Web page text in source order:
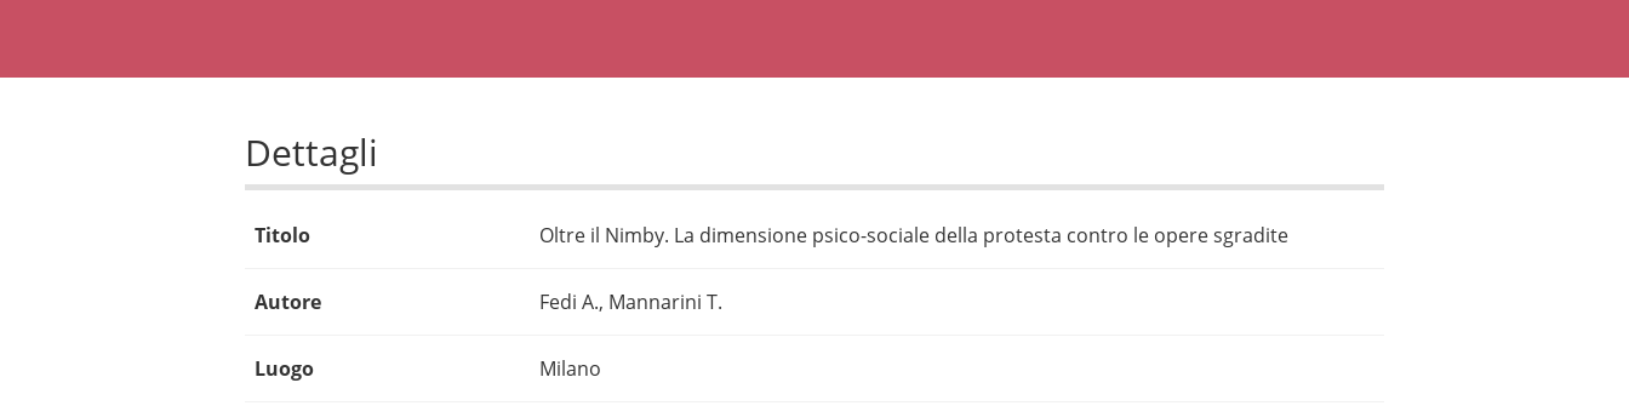
Dettagli
Titolo Oltre il Nimby. La dimensione psico-sociale della protesta contro le opere sgradite
Autore Fedi A., Mannarini T.
Luogo Milano